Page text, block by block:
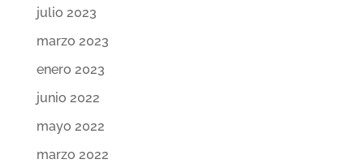
julio 2023
marzo 2023
enero 2023
junio 2022
mayo 2022
marzo 2022